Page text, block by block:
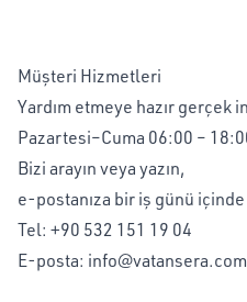
Müşteri Hizmetleri
Yardım etmeye hazır gerçek
Pazartesi–Cuma 06:00 –
Bizi arayın veya yazın,
e-postanıza bir iş günü
Tel: +90 532 151 19 04
E-posta: info@vatansera.com